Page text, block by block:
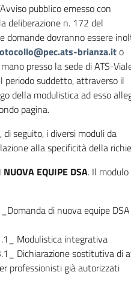
pubblico emesso con
deliberazione n. 172 del
domande dovranno essere
brianza.ito
presso la sede di ATS-
periodo suddetto, attraverso il
della modulistica ad esso
pagina.
seguito, i diversi moduli da
alla specificità della
EQUIPE DSA. Il modulo
di nuova equipe DSA
Modulistica integrativa
Dichiarazione sostitutiva di
professionisti già autorizzati